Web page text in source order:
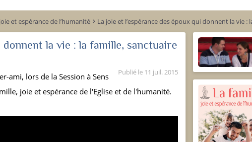
et espérance de l’humanité keyboard_arrow_right La joie et l’espérance des époux qui donnent la vie :
la vie : la famille, sanctuaire
Publié le 11 juil. 2015
ami, lors de la Session à Sens
joie et espérance de l'Eglise et de l'humanité.